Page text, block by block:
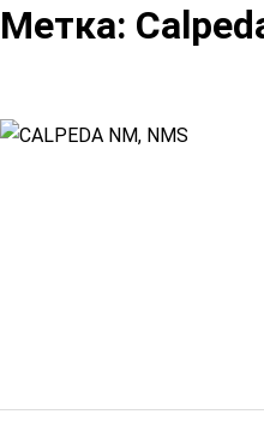
Метка: